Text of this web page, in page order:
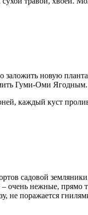
заложить новую
Гуми-Оми Ягодным.
каждый куст
садовой
очень нежные,
не поражается